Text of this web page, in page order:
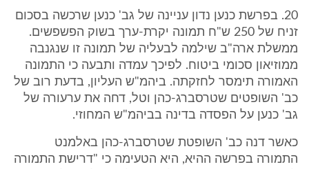
20. בפרשת כנען נדון עניינה של גב' כנען שרכשה בסכום
זניח של 250 ש"ח תמונה יקרת-ערך בשוק הפשפשים.
ממשלת ארה"ב שילמה לבעליה של תמונה זו שנגנבה
ממוזיאון סכומי ביטוח. לפיכך עמדה ותבעה כי התמונה
האמורה תימסר לחזקתה. ביהמ"ש העליון, בדעת רוב של
כב' השופטים שטרסברג-כהן וטל, דחה את ערעורה של
גב' כנען על הפסדה בדינה בביהמ"ש המחוזי.
כאשר דנה כב' השופטת שטרסברג-כהן באלמנט
התמורה בפרשה ההיא, היא הטעימה כי "דרישת התמורה